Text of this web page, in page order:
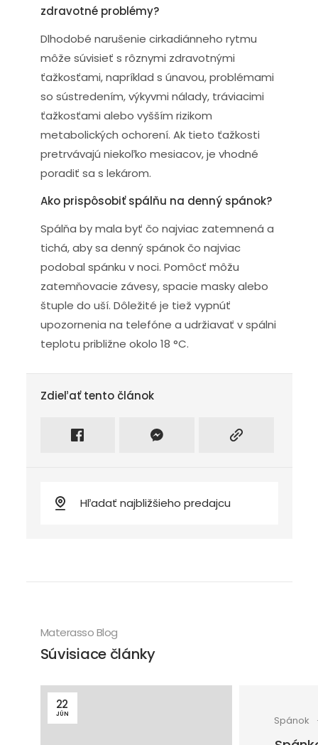
zdravotné problémy?
Dlhodobé narušenie cirkadiánneho rytmu
môže súvisieť s rôznymi zdravotnými
ťažkosťami, napríklad s únavou, problémami
so sústredením, výkyvmi nálady, tráviacimi
ťažkosťami alebo vyšším rizikom
metabolických ochorení. Ak tieto ťažkosti
pretrvávajú niekoľko mesiacov, je vhodné
poradiť sa s lekárom.
Ako prispôsobiť spálňu na denný spánok?
Spálňa by mala byť čo najviac zatemnená a
tichá, aby sa denný spánok čo najviac
podobal spánku v noci. Pomôcť môžu
zatemňovacie závesy, spacie masky alebo
štuple do uší. Dôležité je tiež vypnúť
upozornenia na telefóne a udržiavať v spálni
teplotu približne okolo 18 °C.
Zdieľať tento článok
Materasso Blog
Súvisiace články
22
JÚN Spánok